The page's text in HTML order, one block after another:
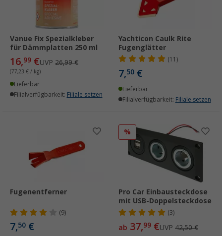
Vanue Fix Spezialkleber
für Dämmplatten 250 ml
16,99 €UVP 26,99 €
(77,23 € / kg)
Lieferbar
Filialverfügbarkeit: Filiale setzen
Yachticon Caulk Rite
Fugenglätter
(11)
7,50 €
Lieferbar
Filialverfügbarkeit: Filiale setzen
Fugenentferner
(9)
7,50 €
%
Pro Car Einbausteckdose
mit USB-Doppelsteckdose
(3)
ab 37,99 €UVP 42,50 €